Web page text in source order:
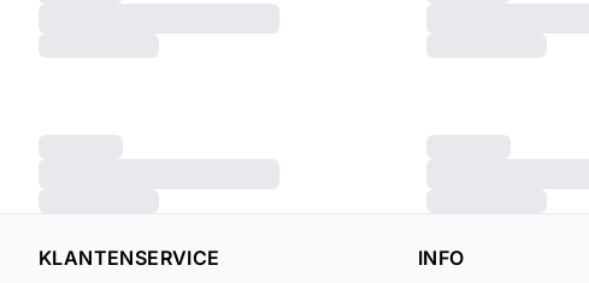
KLANTENSERVICE
INFO